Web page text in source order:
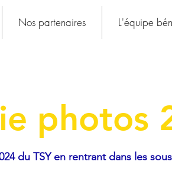
Nos partenaires L'équipe
photos
du TSY en rentrant dans les